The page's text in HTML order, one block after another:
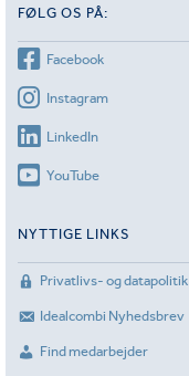
FØLG OS PÅ:
Facebook
Instagram
LinkedIn
YouTube
NYTTIGE LINKS
Privatlivs- og datapolitik
Idealcombi Nyhedsbrev
Find medarbejder